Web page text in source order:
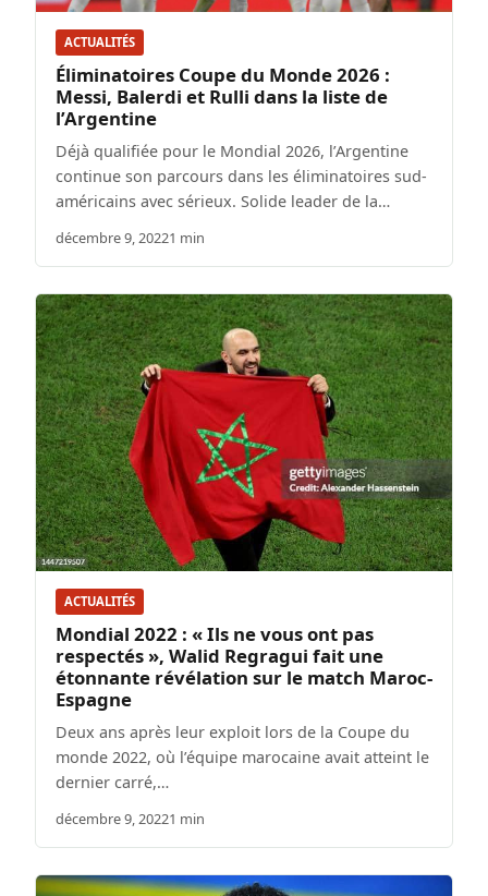
ACTUALITÉS
Éliminatoires Coupe du Monde 2026 :
Messi, Balerdi et Rulli dans la liste de
l’Argentine
Déjà qualifiée pour le Mondial 2026, l’Argentine
continue son parcours dans les éliminatoires sud-
américains avec sérieux. Solide leader de la…
décembre 9, 20221 min
ACTUALITÉS
Mondial 2022 : « Ils ne vous ont pas
respectés », Walid Regragui fait une
étonnante révélation sur le match Maroc-
Espagne
Deux ans après leur exploit lors de la Coupe du
monde 2022, où l’équipe marocaine avait atteint le
dernier carré,…
décembre 9, 20221 min